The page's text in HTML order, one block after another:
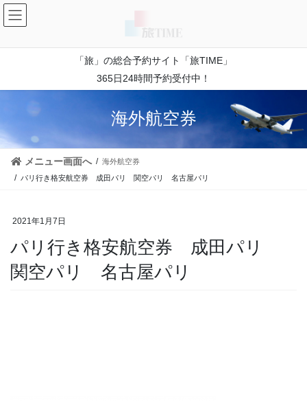
コ
ン
ン
移
ナ
ビ
ー
ン
動
「旅」の総合予約サイト「旅TIME」
365日24時間予約受付中！
海外航空券
メニュー画面へ
海外航空券
パリ行き格安航空券 成田パリ 関空パリ 名古屋パリ
2021年1月7日
パリ行き格安航空券 成田パリ
関空パリ 名古屋パリ